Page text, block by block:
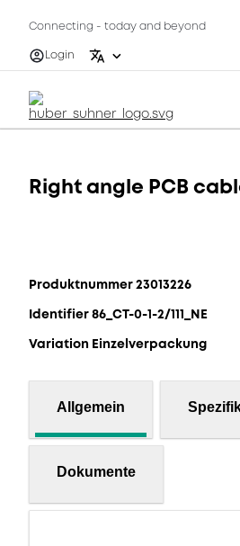
Connecting - today and beyond
Login
Right angle PCB
Produktnummer 23013226
Identifier 86_CT-0-1-2/111_NE
Variation Einzelverpackung
Allgemein
Dokumente